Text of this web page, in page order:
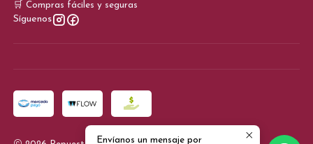
🛒 Compras fáciles y seguras
Síguenos
Envíanos un mensaje por